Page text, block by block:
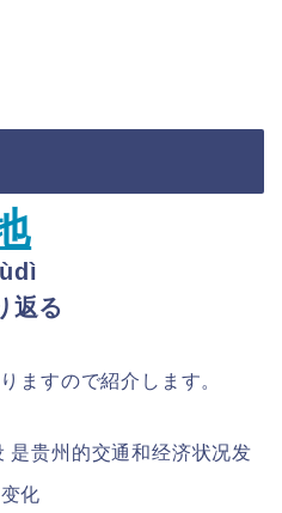
返る
ますので紹介します。
是贵州的交通和经济状况发
化